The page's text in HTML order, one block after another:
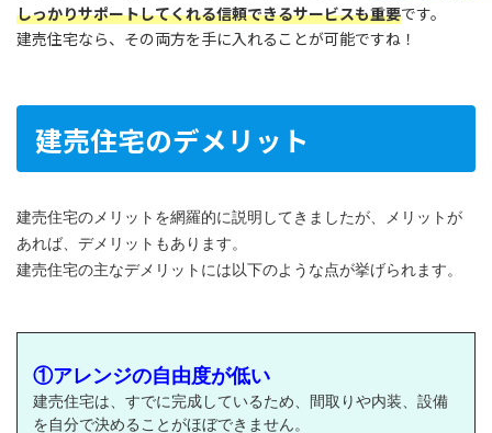
しっかりサポートしてくれる信頼できるサービスも重要です。
建売住宅なら、その両方を手に入れることが可能ですね！
建売住宅のデメリット
建売住宅のメリットを網羅的に説明してきましたが、メリットが
あれば、デメリットもあります。
建売住宅の主なデメリットには以下のような点が挙げられます。
①アレンジの自由度が低い
建売住宅は、すでに完成しているため、間取りや内装、設備
を自分で決めることがほぼできません。